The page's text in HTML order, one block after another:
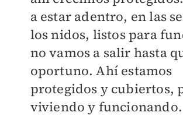
a estar adentro, en las
los nidos, listos para
no vamos a salir hasta
oportuno. Ahí estamos
protegidos y cubiertos,
viviendo y funcionando.